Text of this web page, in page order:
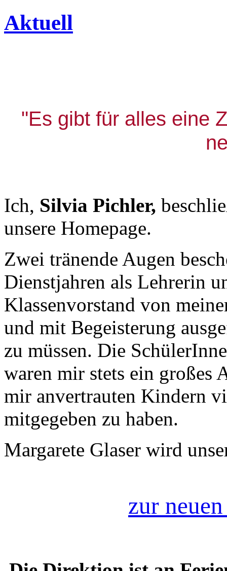
Aktuell
"Es gibt für alles eine
Ich, Silvia Pichler,
unsere Homepage.
Zwei tränende Augen
Dienstjahren als Lehrerin
Klassenvorstand von
und mit Begeisterung
zu müssen. Die
waren mir stets ein großes
mir anvertrauten Kindern
mitgegeben zu haben.
Margarete Glaser wird
zur